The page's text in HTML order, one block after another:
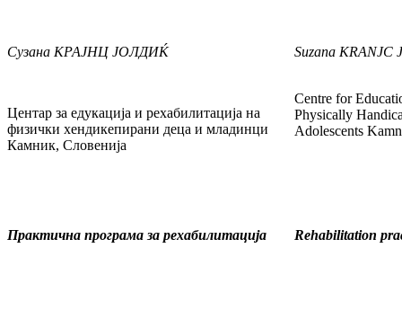
Сузана КРАЈНЦЈОЛДИЌ
Центар за едукација и рехабилитација на
фи­зички хендикепирани деца и младинци
Камник, Словенија
Suzana KRANJC
Centre for
Physically
Adolescents
Практична програма за рехабилитација Rehabilitation